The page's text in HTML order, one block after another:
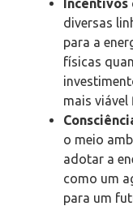
diversas
para a
físicas
mais viável
o meio
adotar a
como um
para um